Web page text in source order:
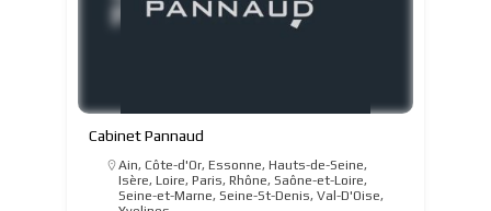
Cabinet Pannaud
Ain, Côte-d'Or, Essonne, Hauts-de-Seine,
Isère, Loire, Paris, Rhône, Saône-et-Loire,
Seine-et-Marne, Seine-St-Denis, Val-D'Oise,